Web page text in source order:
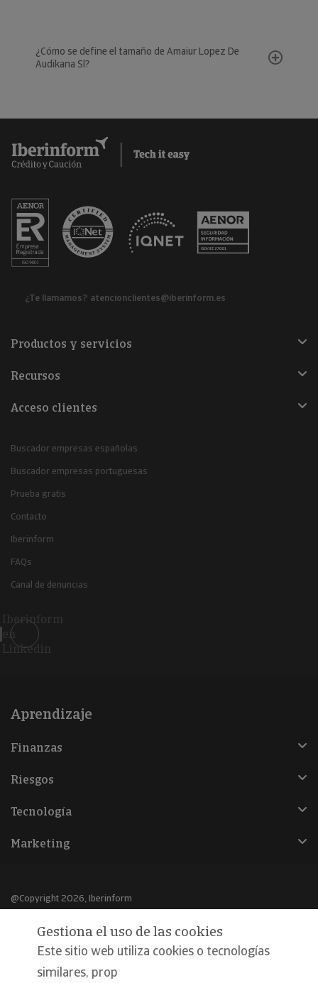
¿Cómo se define el tamaño de Amaiur Lopez De
Audikana Sl?
¿Te llamamos? atencionclientes@iberinform.es
Productos y servicios
Recursos
Acceso clientes
Buscador empresas españolas
Buscador empresas portuguesas
Prueba gratis
Contacto
Iberinform
FAQs
Canal de denuncias
Iberinform
en
Linkedin
Aprendizaje
Finanzas
Riesgos
Tecnología
Marketing
@Copyright 2026, Iberinform
Aviso legal
Política de cookies
Declaración de privacidad
Gestiona el uso de las cookies
Este sitio web utiliza cookies o tecnologías
similares, prop